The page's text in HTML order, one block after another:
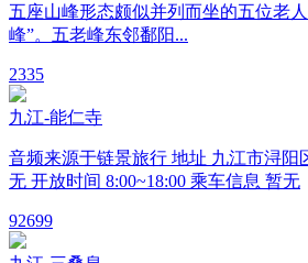
五座山峰形态颇似并列而坐的五位老
峰”。五老峰东邻鄱阳...
2335
九江-能仁寺
音频来源于链景旅行 地址 九江市浔阳
无 开放时间 8:00~18:00 乘车信息 暂无
92699